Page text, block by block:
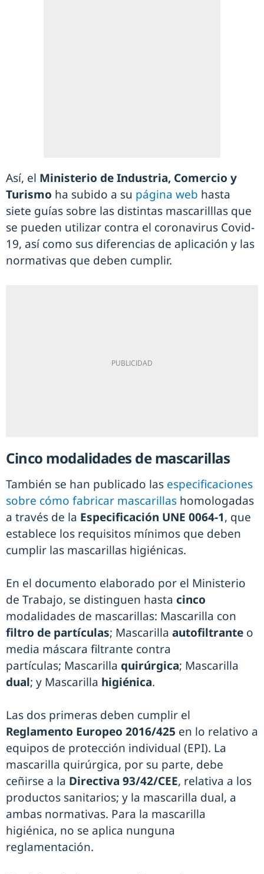
Así, el Ministerio de Industria, Comercio y
Turismo ha subido a su página web hasta
siete guías sobre las distintas mascarilllas que
se pueden utilizar contra el coronavirus Covid-
19, así como sus diferencias de aplicación y las
normativas que deben cumplir.
Cinco modalidades de mascarillas
También se han publicado las especificaciones
sobre cómo fabricar mascarillas homologadas
a través de la Especificación UNE 0064-1, que
establece los requisitos mínimos que deben
cumplir las mascarillas higiénicas.
En el documento elaborado por el Ministerio
de Trabajo, se distinguen hasta cinco
modalidades de mascarillas: Mascarilla con
filtro de partículas; Mascarilla autofiltrante o
media máscara filtrante contra
partículas; Mascarilla quirúrgica; Mascarilla
dual; y Mascarilla higiénica.
Las dos primeras deben cumplir el
Reglamento Europeo 2016/425 en lo relativo a
equipos de protección individual (EPI). La
mascarilla quirúrgica, por su parte, debe
ceñirse a la Directiva 93/42/CEE, relativa a los
productos sanitarios; y la mascarilla dual, a
ambas normativas. Para la mascarilla
higiénica, no se aplica nunguna
reglamentación.